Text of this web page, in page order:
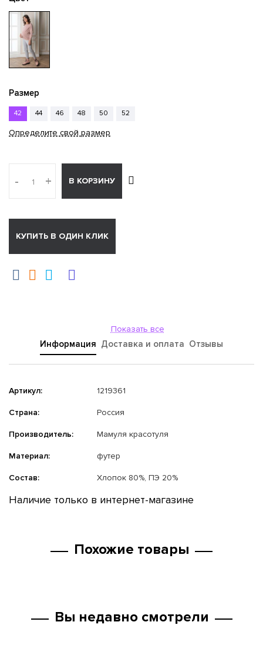
Размер
42 44 46 48 50 52
Определите свой размер
- + В КОРЗИНУ
КУПИТЬ В ОДИН КЛИК
Показать все
Информация Доставка и оплата Отзывы
Артикул: 1219361
Страна: Россия
Производитель: Мамуля красотуля
Материал: футер
Состав: Хлопок 80%, ПЭ 20%
Наличие только в интернет-магазине
Похожие товары
Вы недавно смотрели